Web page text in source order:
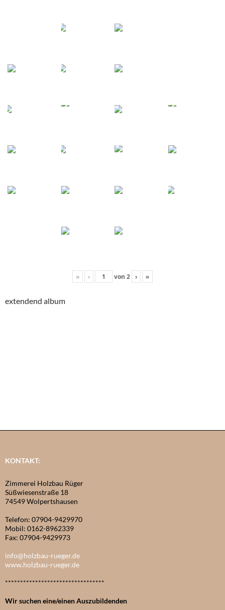
« ‹ von 2 › »
extendend album
KONTAKT:
Zimmerei Holzbau Rüger
Süßwiesenstraße 18
74549 Wolpertshausen
Telefon: 07904-9429970
Mobil: 0162-8962339
Fax: 07904-9429973
info@holzbau-rueger.de
www.holzbau-rueger.de
*********************************
Wir suchen eine/einen Auszubildenden